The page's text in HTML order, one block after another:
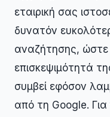
εταιρική σας
δυνατόν
αναζήτησης, ώστε
επισκεψιμότητά
συμβεί εφόσον
από τη Google. Για